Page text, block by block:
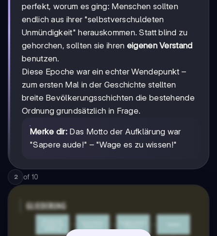
perfekt, worum es ging: Menschen sollten
endlich aus ihrer "selbstverschuldeten
Unmündigkeit" herauskommen. Statt blind zu
gehorchen, sollten sie ihren eigenen Verstand
benutzen.
Diese Epoche war ein echter Wendepunkt –
zum ersten Mal in der Geschichte stellten
breite Bevölkerungsschichten die bestehende
Ordnung grundsätzlich in Frage.
Merke dir: Das Motto der Aufklärung war
"Sapere aude!" – "Wage es zu wissen!"
2 of 10